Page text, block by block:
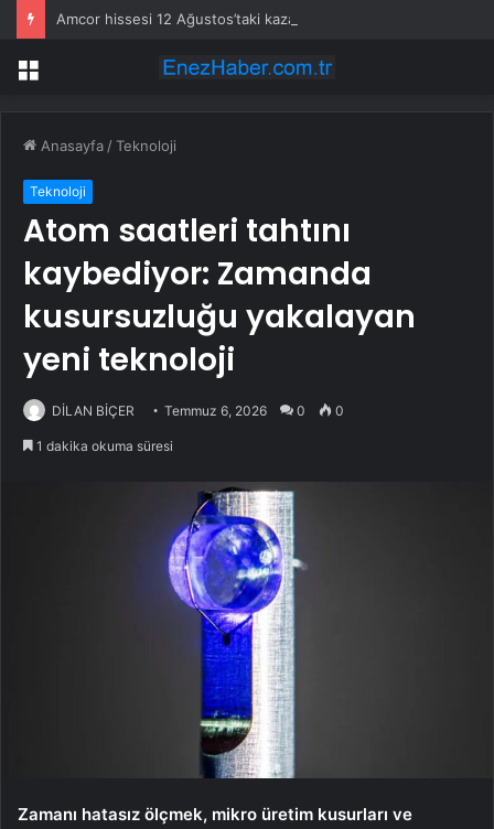
Menü
Anasayfa /Teknoloji
Teknoloji
Atom saatleri tahtını
kaybediyor: Zamanda
kusursuzluğu yakalayan
yeni teknoloji
DİLAN BİÇER Temmuz 6, 2026 0 0
1 dakika okuma süresi
Zamanı hatasız ölçmek, mikro üretim kusurları ve